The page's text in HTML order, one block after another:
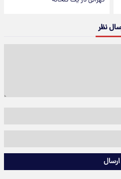
نظر
ارسال